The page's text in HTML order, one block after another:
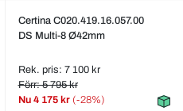
Certina C020.419.16.057.00
DS Multi-8 Ø42mm
Rek. pris: 7 100 kr
Förr: 5 795 kr
Nu 4 175 kr (-28%)